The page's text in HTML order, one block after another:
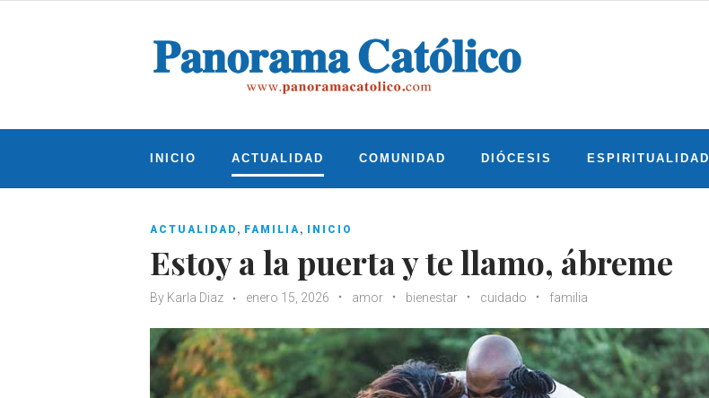
INICIO ACTUALIDAD COMUNIDAD DIÓCESIS ESPIRITUALIDAD
ACTUALIDAD , FAMILIA, INICIO
Estoy a la puerta y te llamo, ábreme
By Karla Diaz enero 15, 2026 amor bienestar cuidado familia